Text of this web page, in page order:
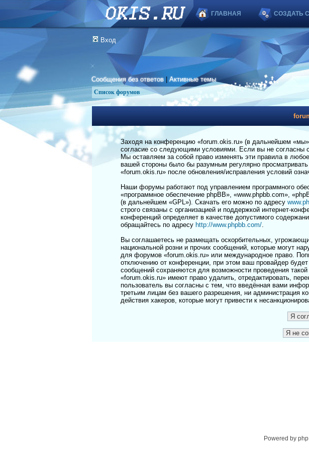
ГЛАВНАЯ СОЗДАТЬ
Вход
Сообщения без ответов |Активные темы
Список форумов
Заходя на конференцию «forum.okis.ru» (в дальнейшем
согласие со следующими условиями. Если вы не согласны
Мы оставляем за собой право изменять эти правила в
вашей стороны было бы разумным регулярно
«forum.okis.ru» после обновления/исправления условий
Наши форумы работают под управлением программного
«программное обеспечение phpBB», «www.phpbb.com»,
(в дальнейшем «GPL»). Скачать его можно по адресу
строго связаны с организацией и поддержкой интернет-
конференций определяет в качестве допустимого
обращайтесь по адресу http://www.phpbb.com/.
Вы соглашаетесь не размещать оскорбительных,
национальной розни и прочих сообщений, которые могут
для форумов «forum.okis.ru» или международное право.
отключению от конференции, при этом ваш провайдер
сообщений сохраняются для возможности проведения
«forum.okis.ru» имеют право удалить, отредактировать,
пользователь вы согласны с тем, что введённая вами
третьим лицам без вашего разрешения, ни администрация
действия хакеров, которые могут привести к
Powered by